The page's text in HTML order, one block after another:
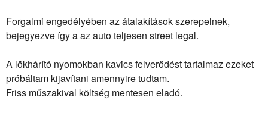
Forgalmi engedélyében az átalakítások szerepelnek,
bejegyezve így a az auto teljesen street legal.
A lökhárító nyomokban kavics felverődést tartalmaz ezeket
próbáltam kijavítani amennyire tudtam.
Friss műszakival költség mentesen eladó.